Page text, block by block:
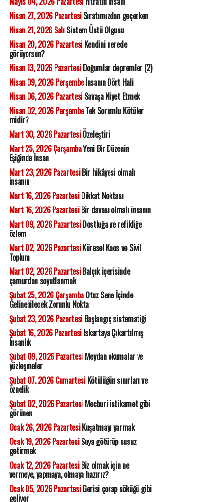
Nisan 27, 2026 PazartesiSıratımızdan geçerken
Nisan 21, 2026 SalıSistem Üstü Olgusu
Nisan 20, 2026 PazartesiKendini nerede
görüyorsun?
Nisan 13, 2026 PazartesiDoğumlar depremler (2)
Nisan 09, 2026 Perşembeİnsanın Dört Hali
Nisan 06, 2026 PazartesiSavaşa Niyet Etmek
Nisan 02, 2026 PerşembeTek Sorumlu Kötüler
midir?
Mart 30, 2026 PazartesiÖzeleştiri
Mart 25, 2026 ÇarşambaYeni Bir Düzenin
Eşiğinde İnsan
Mart 23, 2026 PazartesiBir hikâyesi olmalı
insanın
Mart 16, 2026 PazartesiDikkat Noktası
Mart 16, 2026 PazartesiBir davası olmalı insanın
Mart 09, 2026 PazartesiDostluğa ve refikliğe
özlem
Mart 02, 2026 PazartesiKüresel Kaos ve Sivil
Toplum
Mart 02, 2026 PazartesiBalçık içerisinde
çamurdan soyutlanmak
Şubat 25, 2026 ÇarşambaOtuz Sene İçinde
Gelinebilecek Zorunlu Nokta
Şubat 23, 2026 PazartesiBaşlangıç sistematiği
Şubat 16, 2026 PazartesiIskartaya Çıkartılmış
İnsanlık
Şubat 09, 2026 PazartesiMeydan okumalar ve
yüzleşmeler
Şubat 07, 2026 CumartesiKötülüğün sınırları ve
öznelik
Şubat 02, 2026 PazartesiMecburi istikamet gibi
görünen
Ocak 26, 2026 PazartesiKuşatmayı yarmak
Ocak 19, 2026 PazartesiSuya götürüp susuz
getirmek
Ocak 12, 2026 PazartesiBiz olmak için ne
vermeye, yapmaya, olmaya hazırız?
Ocak 05, 2026 PazartesiGerisi çorap söküğü gibi
geliyor